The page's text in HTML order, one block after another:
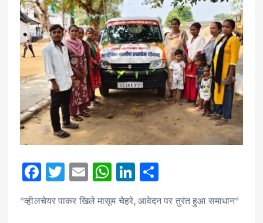
F
ac
e
T
it
E
m
ai
W
h
at
Li
k ar
*व्हीलचेयर पाकर खिले मासूम चेहरे, आवेदन पर तुरंत हुआ समाधान*